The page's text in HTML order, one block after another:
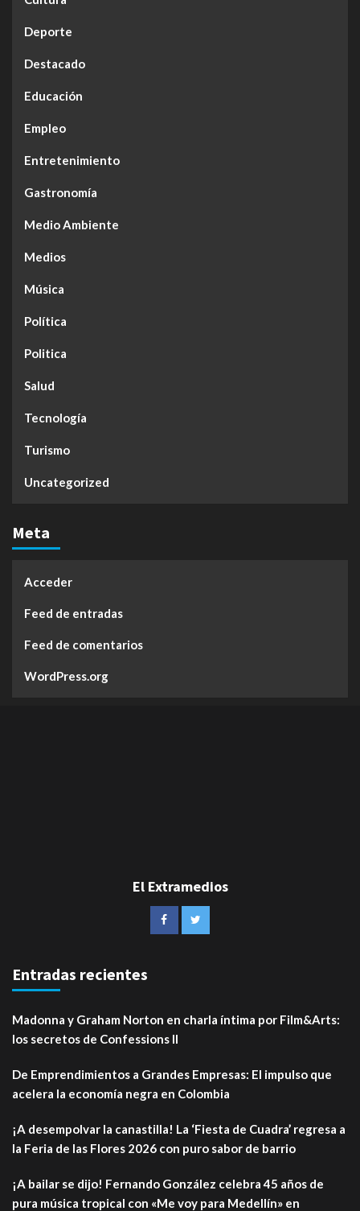
Deporte
Destacado
Educación
Empleo
Entretenimiento
Gastronomía
Medio Ambiente
Medios
Música
Política
Politica
Salud
Tecnología
Turismo
Uncategorized
Meta
Acceder
Feed de entradas
Feed de comentarios
WordPress.org
El Extramedios
Entradas recientes
Madonna y Graham Norton en charla íntima por Film&Arts:
los secretos de Confessions II
De Emprendimientos a Grandes Empresas: El impulso que
acelera la economía negra en Colombia
¡A desempolvar la canastilla! La ‘Fiesta de Cuadra’ regresa a
la Feria de las Flores 2026 con puro sabor de barrio
¡A bailar se dijo! Fernando González celebra 45 años de
pura música tropical con «Me voy para Medellín» en